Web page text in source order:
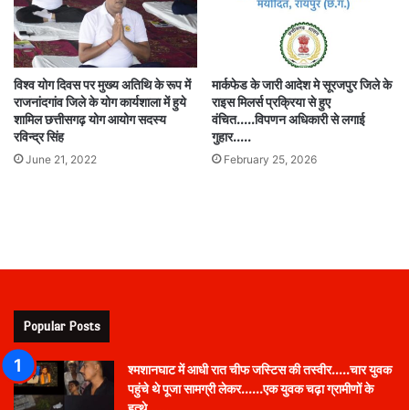
विश्व योग दिवस पर मुख्य अतिथि के रूप में
राजनांदगांव जिले के योग कार्यशाला में हुये
शामिल छत्तीसगढ़ योग आयोग सदस्य
रविन्द्र सिंह
June 21, 2022
मार्कफेड के जारी आदेश मे सूरजपुर जिले के
राइस मिलर्स प्रक्रिया से हुए
वंचित…..विपणन अधिकारी से लगाई
गुहार…..
February 25, 2026
Popular Posts
श्मशानघाट में आधी रात चीफ जस्टिस की तस्वीर…..चार युवक
पहुंचे थे पूजा सामग्री लेकर……एक युवक चढ़ा ग्रामीणों के